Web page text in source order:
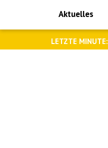
Aktuelles
LETZTE MINUTE: